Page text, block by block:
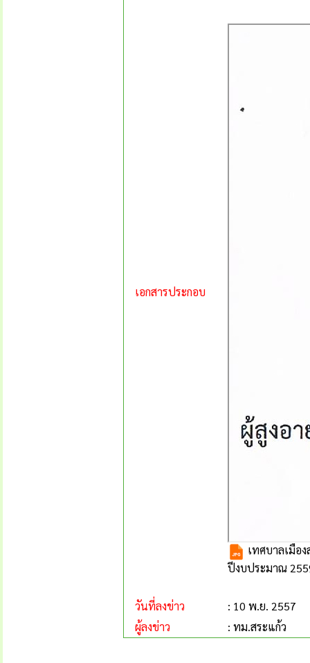
เอกสารประกอบ
เทศบาลเมือ
ปีงบประมาณ
วันที่ลงข่าว
: 10 พ.ย. 2557
ผู้ลงข่าว
: ทม.สระแก้ว